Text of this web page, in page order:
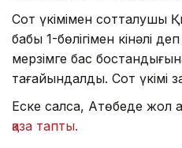
Сот үкімімен сотталушы
бабы 1-бөлігімен кінәлі
мерзімге бас
тағайындалды. Сот үкімі
Еске салсақ, Ақтөбеде
қаза тапты.